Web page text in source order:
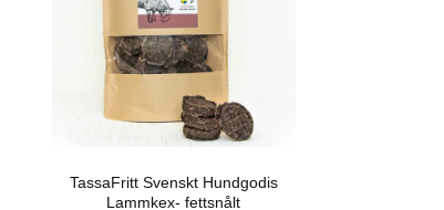
TassaFritt Svenskt Hundgodis
Lammkex- fettsnålt